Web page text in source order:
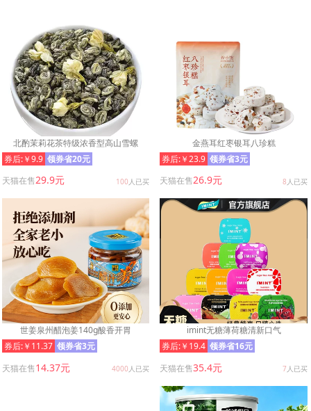
北酌茉莉花茶特级浓香型高山雪螺
券后:￥9.9 领券省20元
天猫在售29.9元 100 人已买
金燕耳红枣银耳八珍糕
券后:￥23.9 领券省3元
天猫在售26.9元 8 人已买
世姜泉州醋泡姜140g酸香开胃
券后:￥11.37 领券省3元
天猫在售14.37元 4000 人已买
imint无糖薄荷糖清新口气
券后:￥19.4 领券省16元
天猫在售35.4元 7 人已买